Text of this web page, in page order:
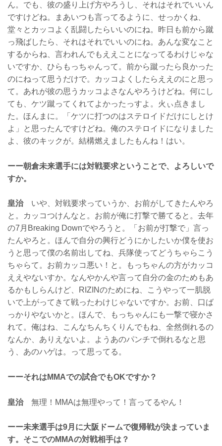
ん。でも、彼の盛り上げ方やろうし、それはそれでいいん
ですけどね。まあいつも言ってるように、せっかくね、
堂々とカッコよく乱闘したらいいのにね。昨日も前から蹴
っ飛ばしたら、それはそれでいいのにね。あんな変なこと
するからね、言われんでもええことになってるわけじゃな
いですか、ひらもっちゃんって。前から蹴ったら良かった
のにねって思うだけで。カッコよくしたらええのにと思っ
て。あれが彼の思うカッコよさなんやろうけどね。何にし
ても、ケツ蹴ってくれてよかったっすよ。火ぃ点きまし
た。ほんまに。「ケツに打つのはステロイドだけにしとけ
よ」と思ったんですけどね。俺のステロイドになりました
よ、彼のキックが。結構燃えましたもんね！はい。
ーー朝倉未来選手には対戦要求ということで、よろしいで
すか。
皇治いや、対戦要求っていうか、お前がしてきたんやろ
と。カッコつけんなと。お前が俺に打撃で勝てると。去年
の7月Breaking Downでやろうと。「お前が打撃で」言っ
たんやろと。ほんで自分の興行どうにかしたいか僕を使お
うと思って僕の名前出してね、兵隊使ってどうちゃらこう
ちゃらて。お前カッコ悪い！と。もっちゃんの方がカッコ
ええやないすか。なんやかんや言って自分の金のためもあ
るかもしらんけど、RIZINのためにね、こうやって一肌脱
いで上がってきて戦ったわけじゃないですか。お前、口ば
っかりやないかと。ほんで、もっちゃんにも一撃で寝かさ
れて。俺はね、こんなちんちくりんでもね、全然倒れるの
なんか、ありえないよ。ようあのパンチで倒れるなと思
う、あのハゲは。って思ってる。
ーーそれはMMAでの試合でもOKですか？
皇治無理！MMAは無理やって！言ってるやん！
ーー未来選手は9月に大阪ドームで復帰戦が決まっていま
す。そこでのMMAの対戦相手は？